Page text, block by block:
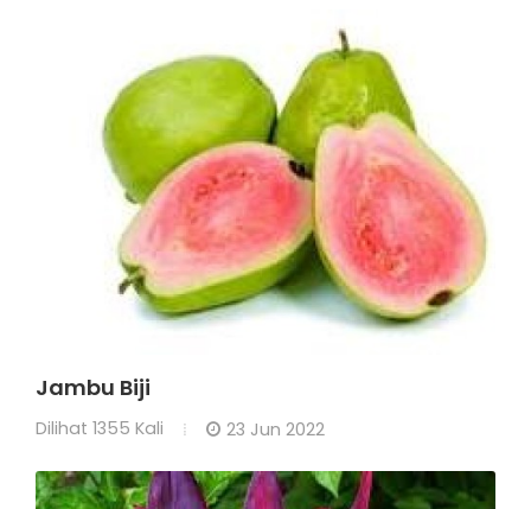
Jambu Biji
Dilihat 1355 Kali 23 Jun 2022